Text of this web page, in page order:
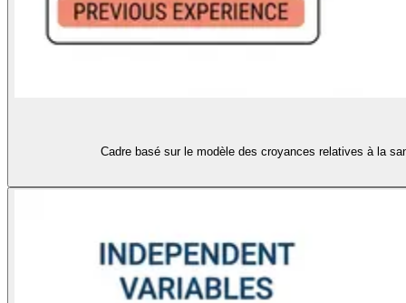
Cadre basé sur le modèle des croyances relatives à la